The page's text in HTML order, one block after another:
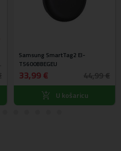
Samsung SmartTag2 EI-
T5600BBEGEU
33,99 €
U košaricu